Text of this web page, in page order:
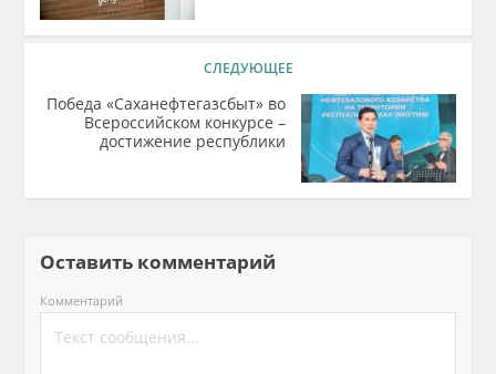
СЛЕДУЮЩЕЕ
Победа «Саханефтегазсбыт» во
Всероссийском конкурсе –
достижение республики
Оставить комментарий
Комментарий